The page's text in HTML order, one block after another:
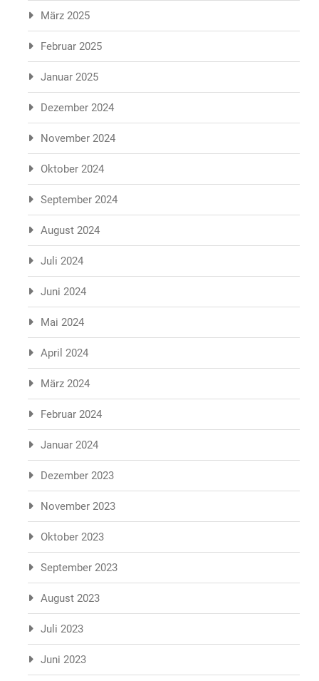
März 2025
Februar 2025
Januar 2025
Dezember 2024
November 2024
Oktober 2024
September 2024
August 2024
Juli 2024
Juni 2024
Mai 2024
April 2024
März 2024
Februar 2024
Januar 2024
Dezember 2023
November 2023
Oktober 2023
September 2023
August 2023
Juli 2023
Juni 2023